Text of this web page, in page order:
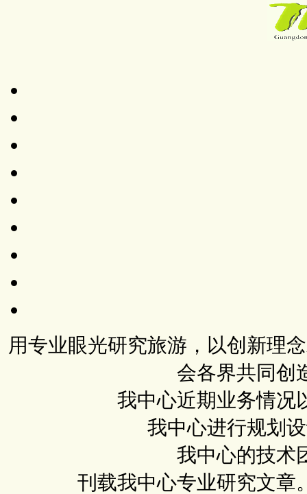
用专业眼光研究旅游，以创新理
会各界共同创
我中心近期业务情况
我中心进行规划
我中心的技术
刊载我中心专业研究文章